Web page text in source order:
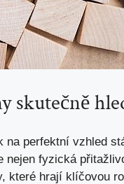
‌skutečně
perfektní vzhled
fyzická
které hrají klíčovou